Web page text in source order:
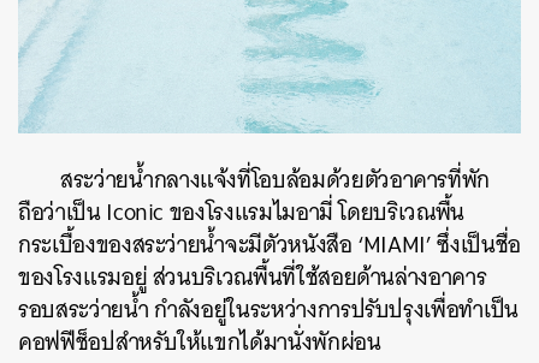
สระว่ายน้ำกลางแจ้งที่โอบล้อมด้วยตัวอาคารที่พัก
ถือว่าเป็น Iconic ของโรงแรมไมอามี่ โดยบริเวณพื้น
กระเบื้องของสระว่ายน้ำจะมีตัวหนังสือ ‘MIAMI’ ซึ่งเป็นชื่อ
ของโรงแรมอยู่ ส่วนบริเวณพื้นที่ใช้สอยด้านล่างอาคาร
รอบสระว่ายน้ำ กำลังอยู่ในระหว่างการปรับปรุงเพื่อทำเป็น
คอฟฟีช็อปสำหรับให้แขกได้มานั่งพักผ่อน